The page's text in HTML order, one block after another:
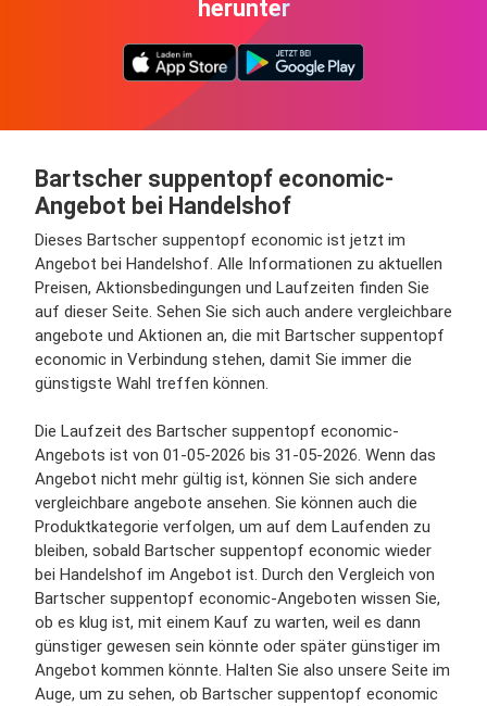
herunter
Bartscher suppentopf economic-
Angebot bei Handelshof
Dieses Bartscher suppentopf economic ist jetzt im
Angebot bei Handelshof. Alle Informationen zu aktuellen
Preisen, Aktionsbedingungen und Laufzeiten finden Sie
auf dieser Seite. Sehen Sie sich auch andere vergleichbare
angebote und Aktionen an, die mit Bartscher suppentopf
economic in Verbindung stehen, damit Sie immer die
günstigste Wahl treffen können.
Die Laufzeit des Bartscher suppentopf economic-
Angebots ist von 01-05-2026 bis 31-05-2026. Wenn das
Angebot nicht mehr gültig ist, können Sie sich andere
vergleichbare angebote ansehen. Sie können auch die
Produktkategorie verfolgen, um auf dem Laufenden zu
bleiben, sobald Bartscher suppentopf economic wieder
bei Handelshof im Angebot ist. Durch den Vergleich von
Bartscher suppentopf economic-Angeboten wissen Sie,
ob es klug ist, mit einem Kauf zu warten, weil es dann
günstiger gewesen sein könnte oder später günstiger im
Angebot kommen könnte. Halten Sie also unsere Seite im
Auge, um zu sehen, ob Bartscher suppentopf economic